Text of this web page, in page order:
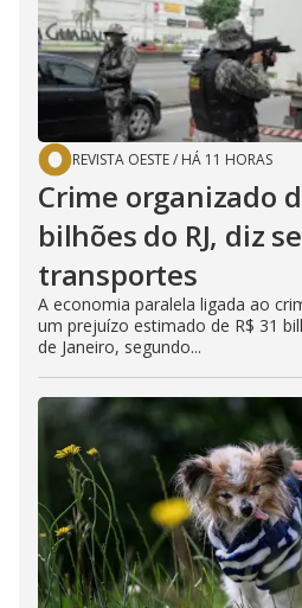
REVISTA OESTE/ HÁ 11 HORAS
Crime organizado
bilhões do RJ, diz
transportes
A economia paralela ligada ao
um prejuízo estimado de R$ 31
de Janeiro, segundo...